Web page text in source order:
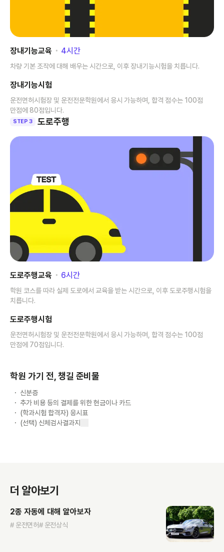
장내기능교육 ･ 4시간
차량 기본 조작에 대해 배우는 시간으로, 이후 장내기능시험을 치릅니다.
장내기능시험
운전면허시험장 및 운전전문학원에서 응시 가능하며, 합격 점수는 100점
만점에 80점입니다.
STEP 3 도로주행
도로주행교육 ･ 6시간
학원 코스를 따라 실제 도로에서 교육을 받는 시간으로, 이후 도로주행시험을
치릅니다.
도로주행시험
운전면허시험장 및 운전전문학원에서 응시 가능하며, 합격 점수는 100점
만점에 70점입니다.
학원 가기 전, 챙길 준비물
신분증
추가 비용 등의 결제를 위한 현금이나 카드
(학과시험 합격자) 응시표
(선택) 신체검사결과지
더 알아보기
2종 자동에 대해 알아보자
# 운전면허# 운전상식